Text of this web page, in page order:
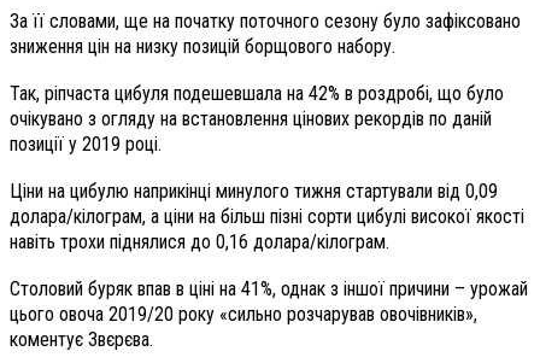
За її словами, ще на початку поточного сезону було зафіксовано
зниження цін на низку позицій борщового набору.
Так, ріпчаста цибуля подешевшала на 42% в роздробі, що було
очікувано з огляду на встановлення цінових рекордів по даній
позиції у 2019 році.
Ціни на цибулю наприкінці минулого тижня стартували від 0,09
долара/кілограм, а ціни на більш пізні сорти цибулі високої якості
навіть трохи піднялися до 0,16 долара/кілограм.
Столовий буряк впав в ціні на 41%, однак з іншої причини – урожай
цього овоча 2019/20 року «сильно розчарував овочівників»,
коментує Звєрєва.